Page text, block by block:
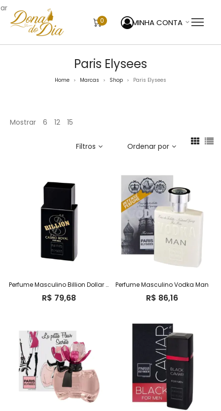
0 MINHA CONTA
Paris Elysees
Home > Marcas > Shop > Paris Elysees
Mostrar 6 12 15
Filtros Ordenar por
Perfume Masculino Billion Dollar Casino Royal
R$ 79,68
Perfume Masculino Vodka Man
R$ 86,16